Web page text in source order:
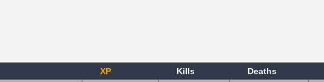
XP Kills Deaths